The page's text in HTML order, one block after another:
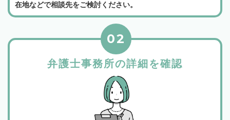
在地などで相談先をご検討ください。
弁護士事務所の詳細を確認
02